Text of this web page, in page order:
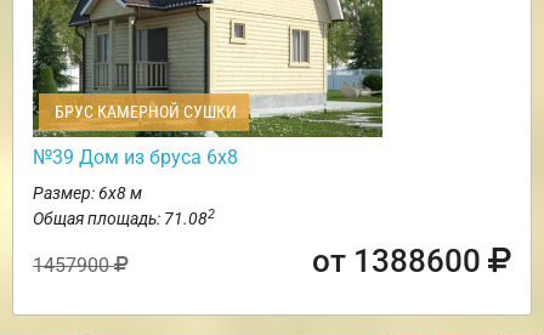
БРУС КАМЕРНОЙ СУШКИ
№39 Дом из бруса 6х8
Размер: 6х8 м
Общая площадь: 71.082
1457900 от 1388600